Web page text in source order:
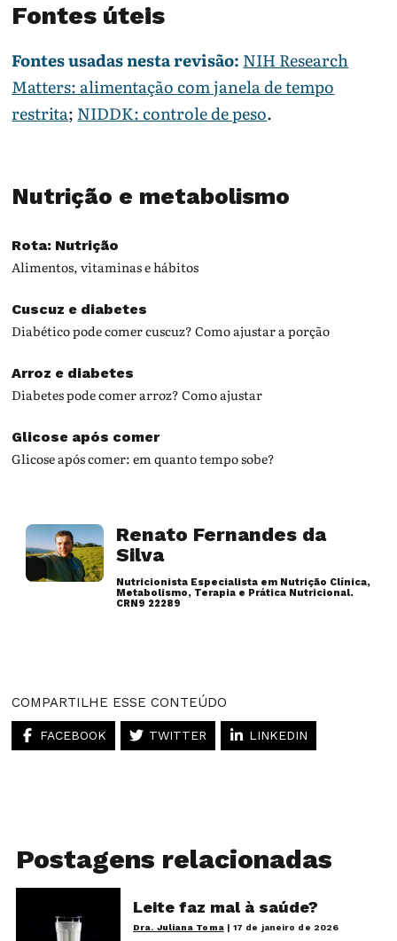
Fontes úteis
Fontes usadas nesta revisão: NIH Research
Matters: alimentação com janela de tempo
restrita; NIDDK: controle de peso.
Nutrição e metabolismo
Rota: Nutrição
Alimentos, vitaminas e hábitos
Cuscuz e diabetes
Diabético pode comer cuscuz? Como ajustar a porção
Arroz e diabetes
Diabetes pode comer arroz? Como ajustar
Glicose após comer
Glicose após comer: em quanto tempo sobe?
Renato Fernandes da
Silva
Nutricionista Especialista em Nutrição Clínica,
Metabolismo, Terapia e Prática Nutricional.
CRN9 22289
COMPARTILHE ESSE CONTEÚDO
FACEBOOK TWITTER LINKEDIN
Postagens relacionadas
Leite faz mal à saúde?
Dra. Juliana Toma|17 de janeiro de 2026